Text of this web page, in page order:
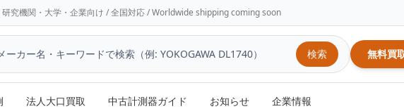
研究機関・大学・企業向け / 全国対応 / Worldwide shipping coming soon
検索 無料買
法人大口買取 中古計測器ガイド お知らせ 企業情報